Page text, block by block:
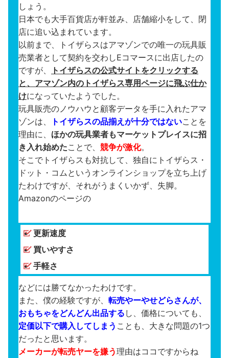
しょう。
日本でも大手百貨店が軒並み、店舗縮小をして、閉
店に追い込まれています。
以前まで、トイザらスはアマゾンでの唯一の玩具販
売業者として契約を交わしEコマースに出店したの
ですが、
トイザらスの公式サイトをクリックする
と、アマゾン内のトイザらス専用ページに飛ぶ仕か
けになっていたようでした。
玩具販売のノウハウと顧客データを手に入れたアマ
ゾンは、
トイザらスの品揃えが十分ではないことを
理由に、 ほかの玩具業者もマーケットプレイスに招
き入れ始めたことで、 競争が激化。
そこでトイザらスも対抗して、独自にトイザらス・
ドット・コムというオンラインショップを立ち上げ
たわけですが、それがうまくいかず、失脚。
Amazonのページの
更新速度
買いやすさ
手軽さ
などには勝てなかったわけです。
また、僕の経験ですが、 転売やーやせどらさんが、
おもちゃをどんどん出品する し、価格についても、
定価以下で購入してしまう ことも、大きな問題の1つ
だったと思います。
メーカーが転売ヤーを嫌う理由はココですからね